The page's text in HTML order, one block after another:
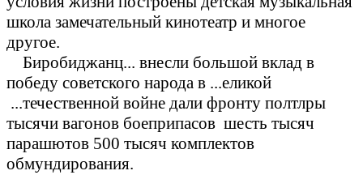
школа замечательный кинотеатр и многое
другое.
Биробиджанц... внесли большой вклад в
победу советского народа в ...еликой
...течественной войне дали фронту полтлры
тысячи вагонов боеприпасов шесть тысяч
парашютов 500 тысяч комплектов
обмундирования.